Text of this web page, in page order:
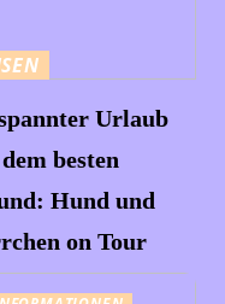
Urlaub
besten
Hund und
on Tour